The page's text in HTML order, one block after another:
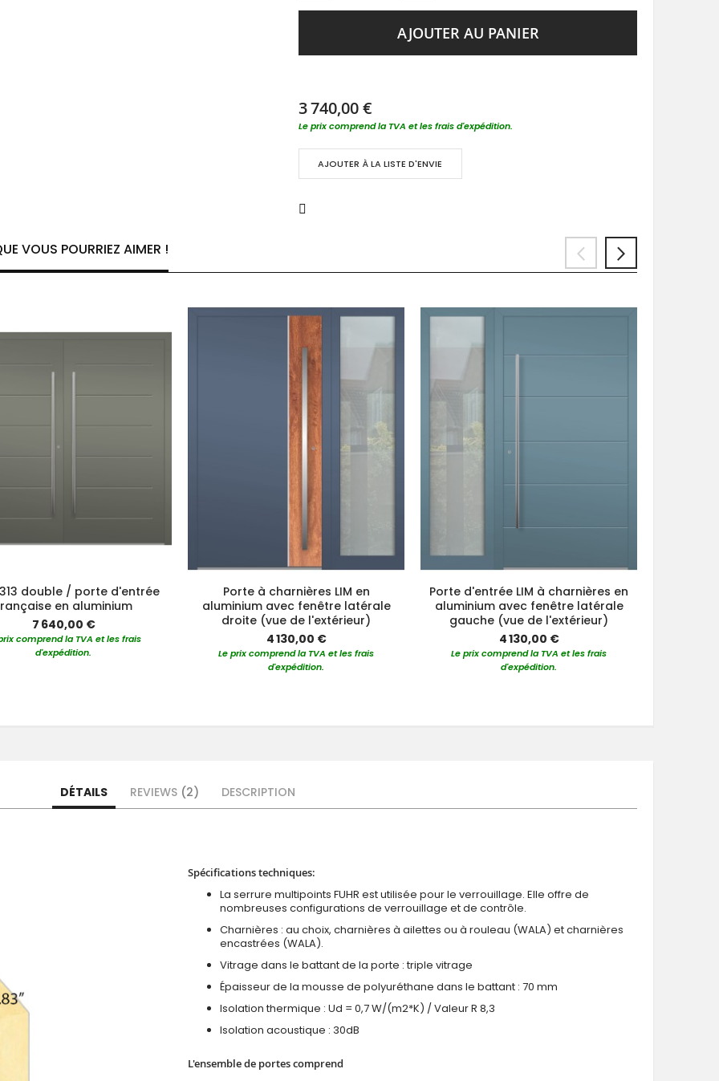
AJOUTER AU PANIER
3 740,00 €
Le prix comprend la TVA et les frais d'expédition.
AJOUTER À LA LISTE D'ENVIE
VOUS POURRIEZ AIMER !
double / porte d'entrée
en aluminium
7 640,00 €
comprend la TVA et les frais
d'expédition.
Porte à charnières LIM en
aluminium avec fenêtre latérale
droite (vue de l'extérieur)
4 130,00 €
Le prix comprend la TVA et les frais
d'expédition.
Porte d'entrée LIM à charnières en
aluminium avec fenêtre latérale
gauche (vue de l'extérieur)
4 130,00 €
Le prix comprend la TVA et les frais
d'expédition.
DÉTAILS REVIEWS 2 DESCRIPTION